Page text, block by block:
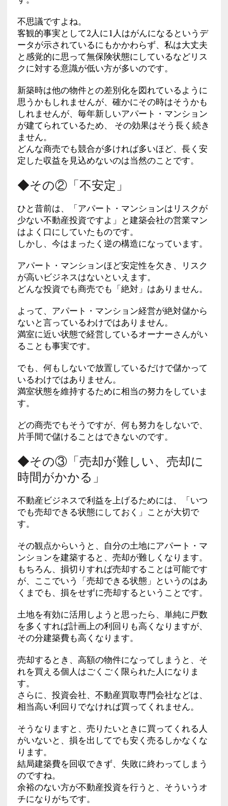
不思議ですよね。
客観的事実として2人に1人はがんになるというデ
ータが示されているにもかかわらず、私は大丈夫
と感覚的に思って無保険状態にしているなどリス
クに対する意識が低い方が多いのです。
新築時は他の物件との差別化を図れているように
思うかもしれませんが、確かにその時はそうかも
しれませんが、毎年新しいアパート・マンション
が建てられているため、 その効果はそう長く続き
ません。
どんな商売でも競合が多ければ多いほど、長く安
定した収益を見込めないのは当然のことです。
◆その②「不安定」
ひと昔前は、「アパート・マンションはリスクが
少ない不動産投資ですよ」と建築会社の営業マン
はよく口にしていたものです。
しかし、今はまったく逆の構造になっています。
アパート・マンションほど安定性を欠き、リスク
が高いビジネスはないといえます。
どんな投資でも商売でも「絶対」はありません。
よって、アパート・マンション経営が絶対儲から
ないと言っているわけではありません。
満室に近い状態で経営しているオーナーさんがい
ることも事実です。
でも、何もしないで放置しているだけで儲かって
いるわけではありません。
満室状態を維持するために相当の努力をしていま
す。
どの商売でもそうですが、何も努力をしないで、
片手間で儲けることはできないのです。
◆その③「売却が難しい、売却に
時間がかかる」
不動産ビジネスで利益を上げるためには、「いつ
でも売却できる状態にしておく」ことが大切で
す。
その観点からいうと、自分の土地にアパート・マ
ンションを建築すると、売却が難しくなります。
もちろん、損切りすれば売却することは可能です
が、ここでいう「売却できる状態」というのはあ
くまでも、損をせずに売却するということです。
土地を有効に活用しようと思ったら、単純に戸数
を多くすれば計画上の利回りも高くなりますが、
その分建築費も高くなります。
売却するとき、高額の物件になってしまうと、そ
れを買える個人はごくごく限られた人になりま
す。
さらに、投資会社、不動産買取専門会社などは、
相当高い利回りでなければ買ってくれません。
そうなりますと、売りたいときに買ってくれる人
がいないと、損を出してでも安く売るしかなくな
ります。
結局建築費を回収できず、失敗に終わってしまう
のですね。
余裕のない方が不動産投資を行うと、そういうオ
チになりがちです。